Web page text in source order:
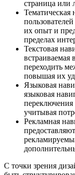
страница или
Тематическая
их опыт и
пределах
Текстовая
встраиваемая
переходить
повышая их
Языковая
языковая
учитывая
Рекламная
С точки зрения